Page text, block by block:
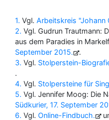
1 Vgl. Arbeitskreis "Johann
2 Vgl. Gudrun Trautmann:
aus dem Paradies in
September 2015
.
3 Vgl. Stolperstein-
.
4 Vgl. Stolpersteine für
5 Vgl. Jennifer Moog: Die
Südkurier, 17. September
6 Vgl. Online-Findbuch